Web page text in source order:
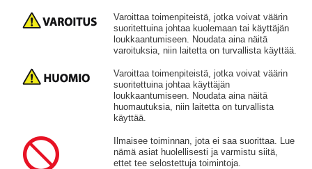
Varoittaa toimenpiteistä, jotka voivat väärin
suoritettuina johtaa kuolemaan tai käyttäjän
loukkaantumiseen. Noudata aina näitä
varoituksia, niin laitetta on turvallista käyttää.
Varoittaa toimenpiteistä, jotka voivat väärin
suoritettuina johtaa käyttäjän
loukkaantumiseen. Noudata aina näitä
huomautuksia, niin laitetta on turvallista
käyttää.
Ilmaisee toiminnan, jota ei saa suorittaa. Lue
nämä asiat huolellisesti ja varmistu siitä,
ettet tee selostettuja toimintoja.